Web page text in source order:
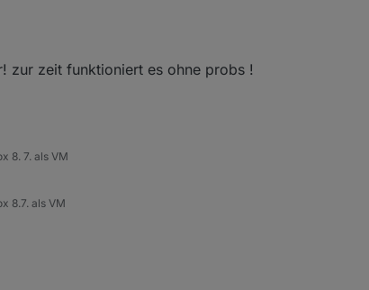
er das Gerät und beim nächsten mal wieder nicht!
zur zeit funktioniert es ohne probs !
8. 7. als VM
8.7. als VM